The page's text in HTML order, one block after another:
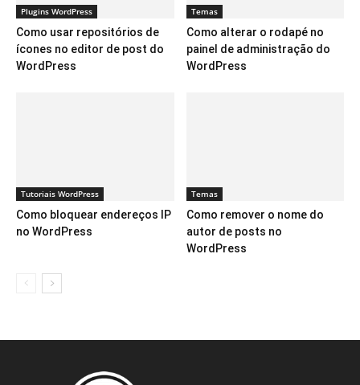
Plugins WordPress
Como usar repositórios de
ícones no editor de post do
WordPress
Temas
Como alterar o rodapé no
painel de administração do
WordPress
Tutoriais WordPress
Como bloquear endereços IP
no WordPress
Temas
Como remover o nome do
autor de posts no
WordPress